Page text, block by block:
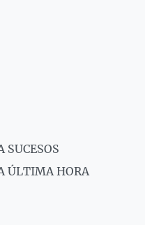
SUCESOS
ÚLTIMA HORA